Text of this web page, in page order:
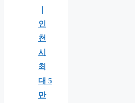
인
천
시
최
대 5
만